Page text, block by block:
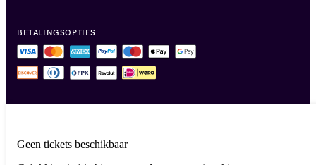
BETALINGSOPTIES
Geen tickets beschikbaar